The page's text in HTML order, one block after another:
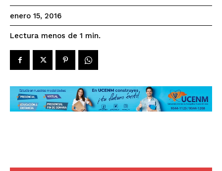
enero 15, 2016
Lectura menos de 1 min.